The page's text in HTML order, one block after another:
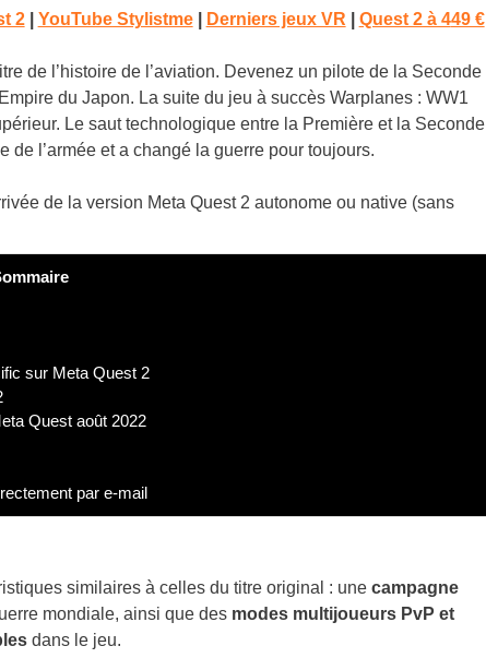
2 YouTube Stylistme Derniers jeux VR Quest 2 à 449 €
de l’histoire de l’aviation. Devenez un pilote de la Seconde
du Japon. La suite du jeu à succès Warplanes : WW1
Le saut technologique entre la Première et la Seconde
l’armée et a changé la guerre pour toujours.
de la version Meta Quest 2 autonome ou native (sans
sur Meta Quest 2
Quest août 2022
par e-mail
similaires à celles du titre original : unecampagne
mondiale, ainsi que des modes multijoueurs PvP et
dans le jeu.